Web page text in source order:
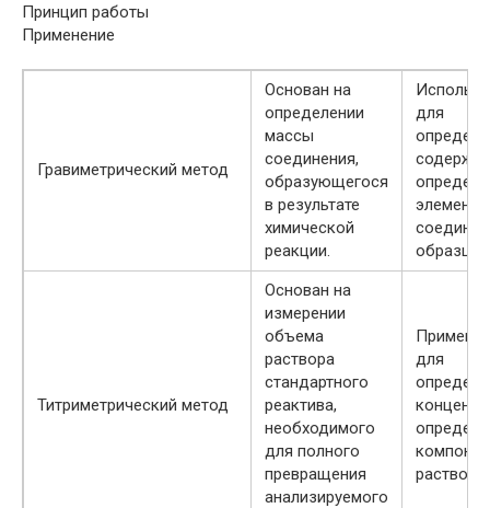
Принцип работы
Применение
Гравиметрический метод
Основан на
определении
массы
соединения,
образующегося
в результате
химической
реакции.
для
образце.
Титриметрический метод
Основан на
измерении
объема
раствора
стандартного
реактива,
необходимого
для полного
превращения
анализируемого
для
растворе.